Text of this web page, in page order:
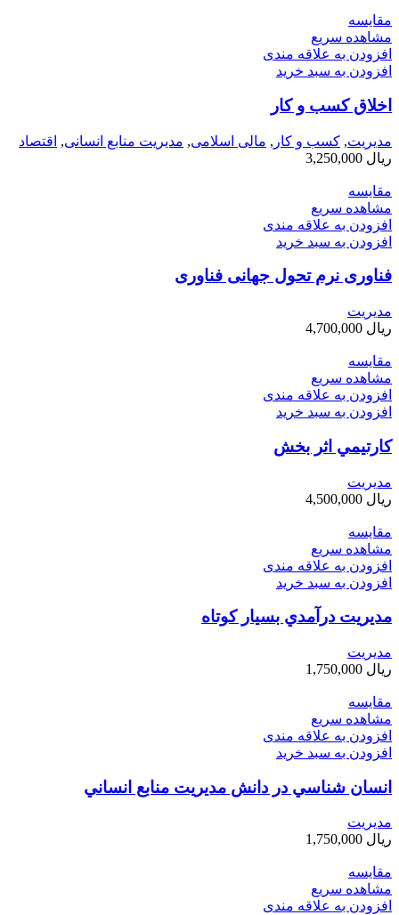
مقایسه
مشاهده سریع
افزودن به علاقه مندی
افزودن به سبد خرید
اخلاق کسب و کار
مديريت, کسب و کار , مالی اسلامی, مدیریت منابع انسانی, اقتصاد
ریال
مقایسه
مشاهده سریع
افزودن به علاقه مندی
افزودن به سبد خرید
فناوری نرم تحول جهانی فناوری
مديريت
ریال
مقایسه
مشاهده سریع
افزودن به علاقه مندی
افزودن به سبد خرید
كارتيمي اثر بخش
مديريت
ریال
مقایسه
مشاهده سریع
افزودن به علاقه مندی
افزودن به سبد خرید
مديريت درآمدي بسيار كوتاه
مديريت
ریال
مقایسه
مشاهده سریع
افزودن به علاقه مندی
افزودن به سبد خرید
انسان شناسي در دانش مديريت منابع انساني
مديريت
ریال
مقایسه
مشاهده سریع
افزودن به علاقه مندی